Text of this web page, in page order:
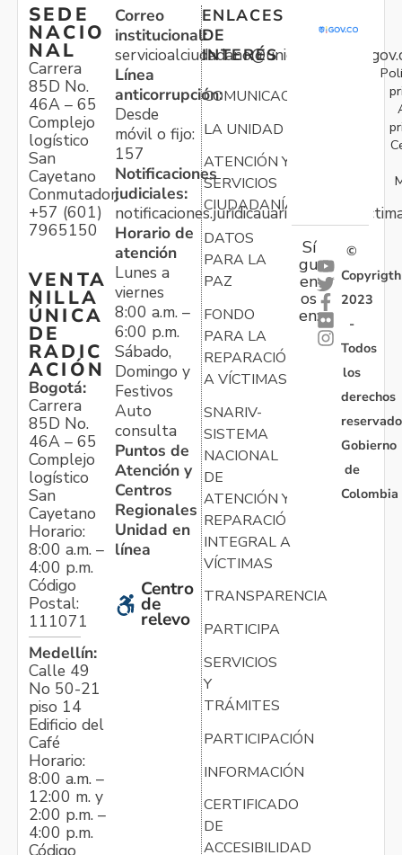
SEDE
NACIO
NAL
Carrera
85D No.
46A – 65
Complejo
logístico
San
Cayetano
Conmutador:
+57 (601)
7965150
VENTA
NILLA
ÚNICA
DE
RADIC
ACIÓN
Bogotá:
Carrera
85D No.
46A – 65
Complejo
logístico
San
Cayetano
Horario:
8:00 a.m. –
4:00 p.m.
Código
Postal:
111071
Medellín:
Calle 49
No 50-21
piso 14
Edificio del
Café
Horario:
8:00 a.m. –
12:00 m. y
2:00 p.m. –
4:00 p.m.
Correo
institucional:
Línea
anticorrupción:
Desde
móvil o fijo:
157
Notificaciones
judiciales:
Horario de
atención
Lunes a
viernes
8:00 a.m. –
6:00 p.m.
Sábado,
Domingo y
Festivos
Auto
consulta
Puntos de
Atención y
Centros
Regionales
Unidad en
línea
Centro
de
relevo
ENLACES
DE
INTERÉS
COMUNICACIONES
LA UNIDAD
ATENCIÓN Y
SERVICIOS
CIUDADANÍA
DATOS
PARA LA
PAZ
FONDO
PARA LA
REPARACIÓN
A VÍCTIMAS
SNARIV-
SISTEMA
NACIONAL
DE
ATENCIÓN Y
REPARACIÓN
INTEGRAL A
VÍCTIMAS
TRANSPARENCIA
PARTICIPA
SERVICIOS
Y
TRÁMITES
PARTICIPACIÓN
INFORMACIÓN
CERTIFICADO
DE
ACCESIBILIDAD
Sí
gu
en
os
en:
©
Copyrigth
2023
-
Todos
los
derechos
Gobierno
de
Colombia